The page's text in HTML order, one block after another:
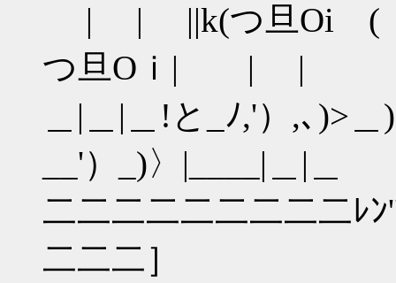
| | ||k(つ旦Oi (ゝ
つ旦Oｉ| | |
＿|＿|＿!と_ﾉ,'）,､)>
__'）_)〉|____|＿|＿
二二二二二二二二二ﾚ
二二二］